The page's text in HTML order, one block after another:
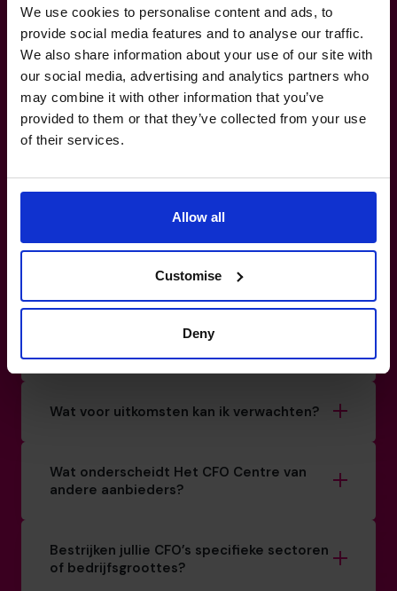
We use cookies to personalise content and ads, to
provide social media features and to analyse our traffic.
We also share information about your use of our site with
our social media, advertising and analytics partners who
may combine it with other information that you’ve
provided to them or that they’ve collected from your use
of their services.
Allow all
Customise
Deny
Hoe weet ik of ik echt een CFO nodig heb?
Wat is het verschil tussen een parttime
CFO en een fulltime CFO?
Hoe matchen jullie een CFO bij mijn
bedrijf?
Kunnen jullie CFO’s met mijn bestaande
team samenwerken?
Is er een minimale verplichting of
Wat voor uitkomsten kan ik verwachten?
Wat onderscheidt Het CFO Centre van
andere aanbieders?
Bestrijken jullie CFO’s specifieke sectoren
of bedrijfsgroottes?